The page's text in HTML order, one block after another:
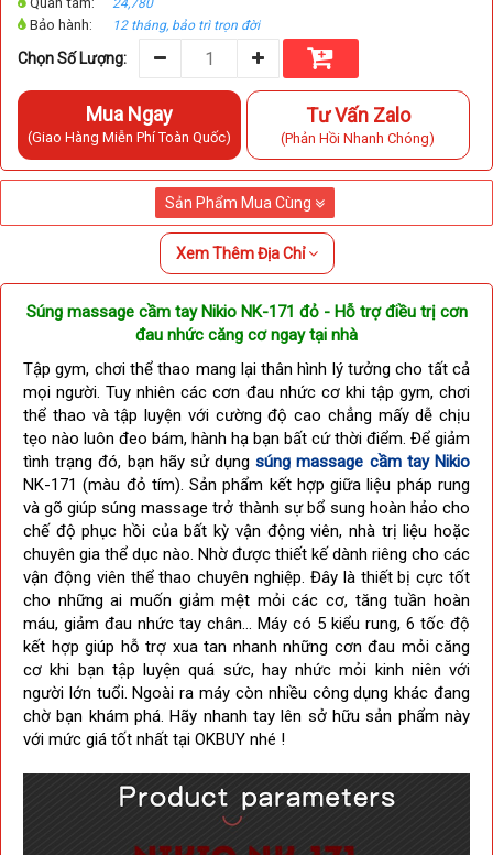
24,780
Bảo hành: 12 tháng, bảo trì trọn đời
Chọn Số Lượng:
Mua Ngay
(Giao Hàng Miễn Phí Toàn Quốc)
Tư Vấn Zalo
(Phản Hồi Nhanh Chóng)
Sản Phẩm Mua Cùng
Xem Thêm Địa Chỉ
Súng massage cầm tay Nikio NK-171 đỏ - Hỗ trợ điều trị cơn
đau nhức căng cơ ngay tại nhà
Tập gym, chơi thể thao mang lại thân hình lý tưởng cho tất cả
mọi người. Tuy nhiên các cơn đau nhức cơ khi tập gym, chơi
thể thao và tập luyện với cường độ cao chẳng mấy dễ chịu
tẹo nào luôn đeo bám, hành hạ bạn bất cứ thời điểm. Để giảm
tình trạng đó, bạn hãy sử dụngsúng massage cầm tay Nikio
NK-171 (màu đỏ tím). Sản phẩm kết hợp giữa liệu pháp rung
và gõ giúp súng massage trở thành sự bổ sung hoàn hảo cho
chế độ phục hồi của bất kỳ vận động viên, nhà trị liệu hoặc
chuyên gia thể dục nào. Nhờ được thiết kế dành riêng cho các
vận động viên thể thao chuyên nghiệp. Đây là thiết bị cực tốt
cho những ai muốn giảm mệt mỏi các cơ, tăng tuần hoàn
máu, giảm đau nhức tay chân... Máy có 5 kiểu rung, 6 tốc độ
kết hợp giúp hỗ trợ xua tan nhanh những cơn đau mỏi căng
cơ khi bạn tập luyện quá sức, hay nhức mỏi kinh niên với
người lớn tuổi.Ngoài ra máy còn nhiều công dụng khác đang
chờ bạn khám phá. Hãy nhanh tay lên sở hữu sản phẩm này
với mức giá tốt nhất tại OKBUY nhé !